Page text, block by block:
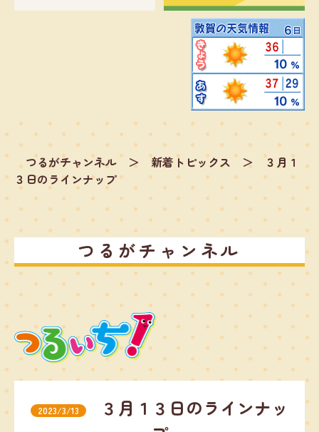
つるがチャンネル ＞ 新着トピックス ＞
３月１
３日のラインナップ
つるがチャンネル
2023/3/13
３月１３日のラインナッ